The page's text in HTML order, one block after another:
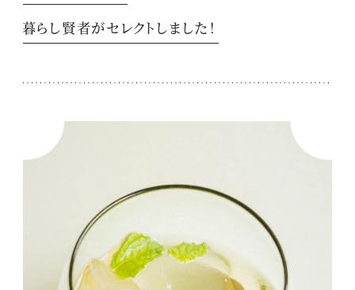
暮らし賢者がセレクトしました！